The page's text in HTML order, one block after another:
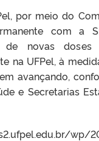
por meio do
com a
de novas
na UFPel, à
avançando,
e Secretarias
wp/